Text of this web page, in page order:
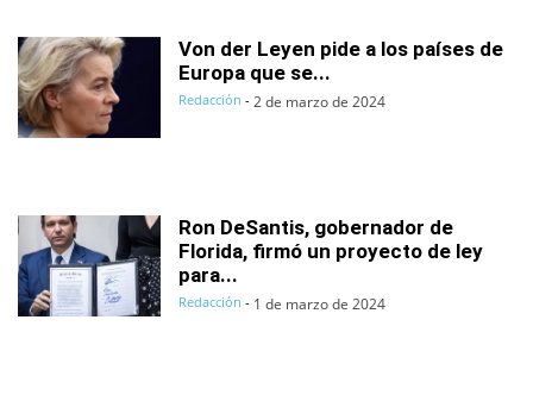
Von der Leyen pide a los países de
Europa que se...
Redacción - 2 de marzo de 2024
Ron DeSantis, gobernador de
Florida, firmó un proyecto de ley
para...
Redacción - 1 de marzo de 2024